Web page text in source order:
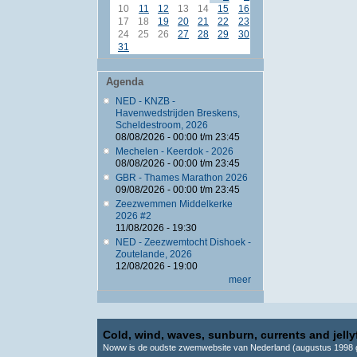
10
11 12 13 14 15
16
17
18 19 20 21 22
23
24
25 26 27 28 29
30
31
Agenda
NED - KNZB -
Havenwedstrijden Breskens,
Scheldestroom, 2026
08/08/2026 - 00:00t/m 23:45
Mechelen - Keerdok - 2026
08/08/2026 - 00:00t/m 23:45
GBR - Thames Marathon 2026
09/08/2026 - 00:00t/m 23:45
Zeezwemmen Middelkerke
2026 #2
11/08/2026 - 19:30
NED - Zeezwemtocht Dishoek -
Zoutelande, 2026
12/08/2026 - 19:00
meer
Cold, wind, waves, sunburn, currents and
Noww is de oudste zwemwebsite van Nederland (augustus 1998